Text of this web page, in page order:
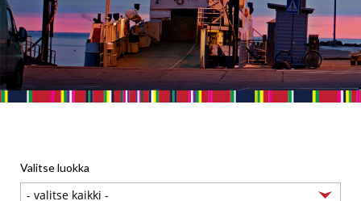
Valitse luokka